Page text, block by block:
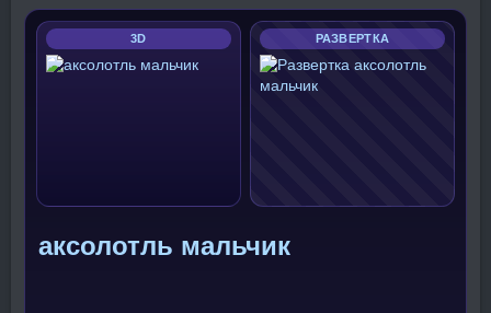
3D РАЗВЕРТКА
аксолотль мальчик